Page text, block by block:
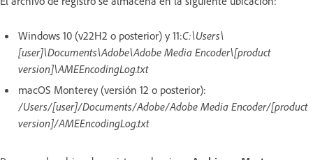
Windows 10 (v22H2 o posterior) y 11:C:\Users\
[user]\Documents\Adobe\Adobe Media Encoder\[product
version]\AMEEncodingLog.txt
macOS Monterey (versión 12 o posterior):
/Users/[user]/Documents/Adobe/Adobe Media Encoder/[product
version]/AMEEncodingLog.txt